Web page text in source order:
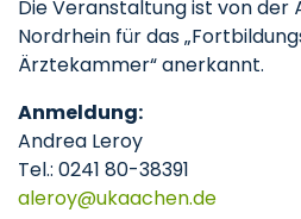
Die Veranstaltung ist von der
Nordrhein für das
Ärztekammer“ anerkannt.
Anmeldung:
Andrea Leroy
Tel.: 0241 80-38391
aleroy
ukaachende